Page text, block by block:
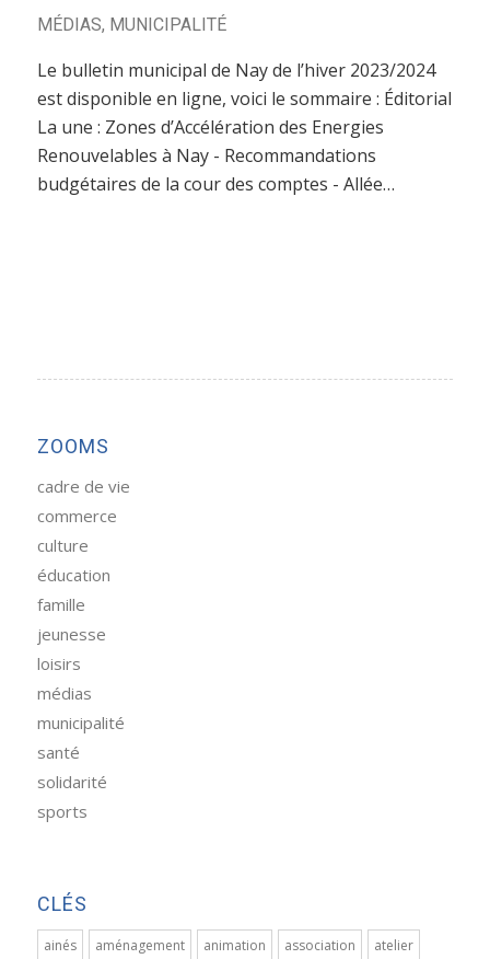
MÉDIAS, MUNICIPALITÉ
Le bulletin municipal de Nay de l’hiver 2023/2024
est disponible en ligne, voici le sommaire : Éditorial
La une : Zones d’Accélération des Energies
Renouvelables à Nay - Recommandations
budgétaires de la cour des comptes - Allée…
ZOOMS
cadre de vie
commerce
culture
éducation
famille
jeunesse
loisirs
médias
municipalité
santé
solidarité
sports
CLÉS
ainés aménagement animation association atelier